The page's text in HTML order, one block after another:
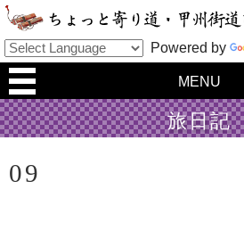
Powered by
MENU
旅日記
09